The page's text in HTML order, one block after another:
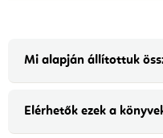
Mi alapján állítottuk
Elérhetők ezek a